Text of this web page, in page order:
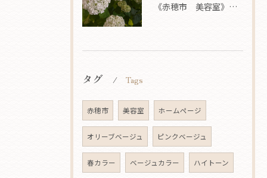
《赤穂市 美容室》 梅雨
タグ Tags
赤穂市 美容室 ホームページ
オリーブベージュ ピンクベージュ
春カラー ベージュカラー ハイトーン